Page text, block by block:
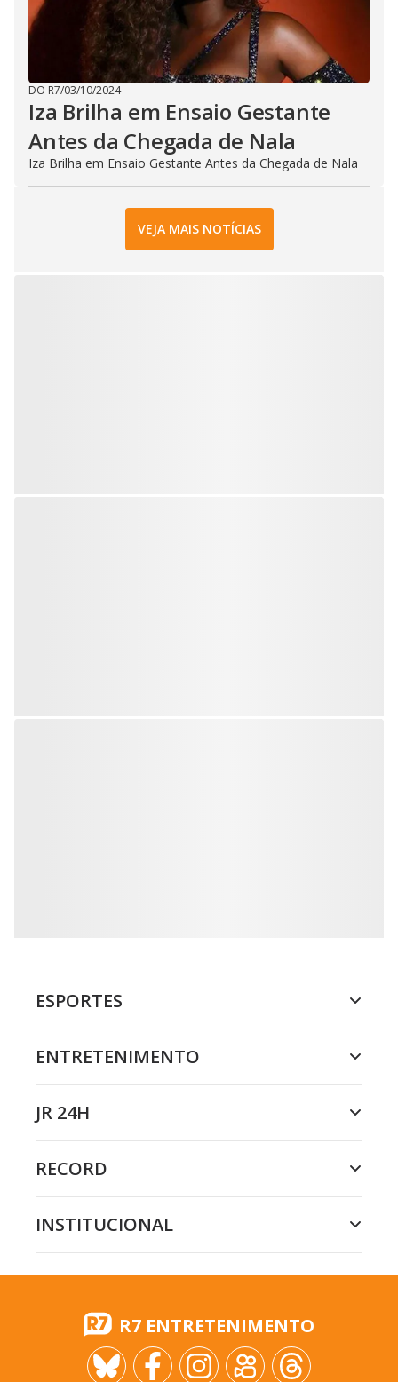
DO R7/03/10/2024
Iza Brilha em Ensaio Gestante
Antes da Chegada de Nala
Iza Brilha em Ensaio Gestante Antes da Chegada de Nala
VEJA MAIS NOTÍCIAS
ESPORTES
ENTRETENIMENTO
JR 24H
RECORD
INSTITUCIONAL
R7 ENTRETENIMENTO